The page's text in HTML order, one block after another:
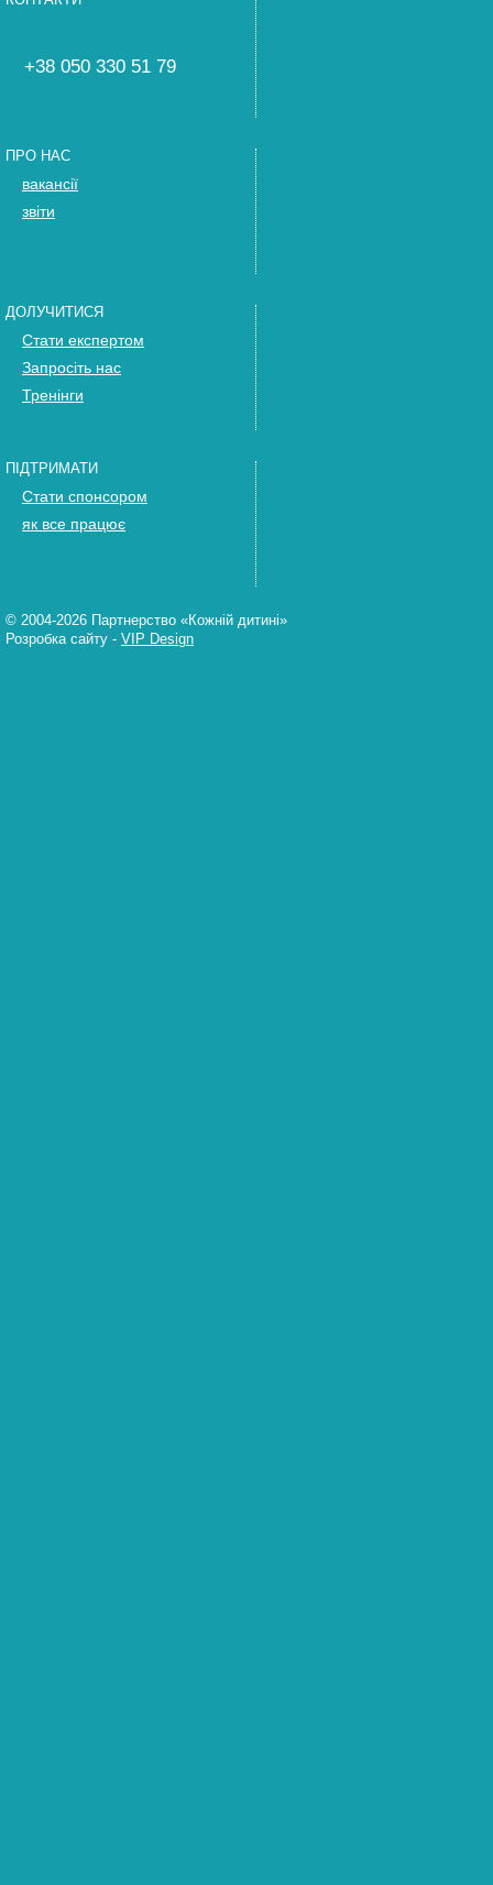
+38 050 330 51 79
ПРО НАС
вакансії
звіти
ДОЛУЧИТИСЯ
Стати експертом
Запросіть нас
Тренінги
ПІДТРИМАТИ
Стати спонсором
як все працює
© 2004-2026 Партнерство «Кожній дитині»
Розробка сайту - VIP Design